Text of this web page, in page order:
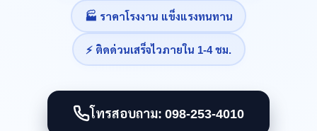
🏭 ราคาโรงงาน แข็งแรงทนทาน
⚡ ติดด่วนเสร็จไวภายใน 1-4 ชม.
โทรสอบถาม: 098-253-4010